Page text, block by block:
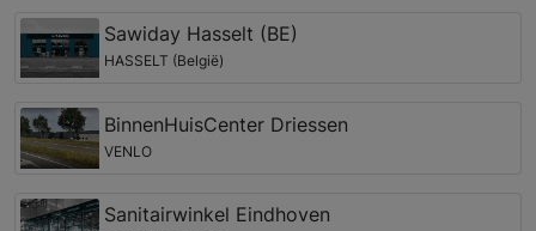
Sawiday Hasselt (BE)
HASSELT (België)
BinnenHuisCenter Driessen
VENLO
Sanitairwinkel Eindhoven